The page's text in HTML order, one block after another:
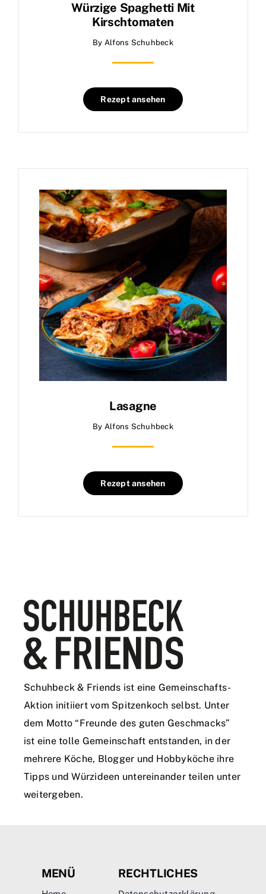
Würzige Spaghetti Mit
Kirschtomaten
By Alfons Schuhbeck
Rezept ansehen
Lasagne
By Alfons Schuhbeck
Rezept ansehen
Schuhbeck & Friends ist eine Gemeinschafts-
Aktion initiiert vom Spitzenkoch selbst. Unter
dem Motto “Freunde des guten Geschmacks”
ist eine tolle Gemeinschaft entstanden, in der
mehrere Köche, Blogger und Hobbyköche ihre
Tipps und Würzideen untereinander teilen unter
weitergeben.
MENÜ RECHTLICHES